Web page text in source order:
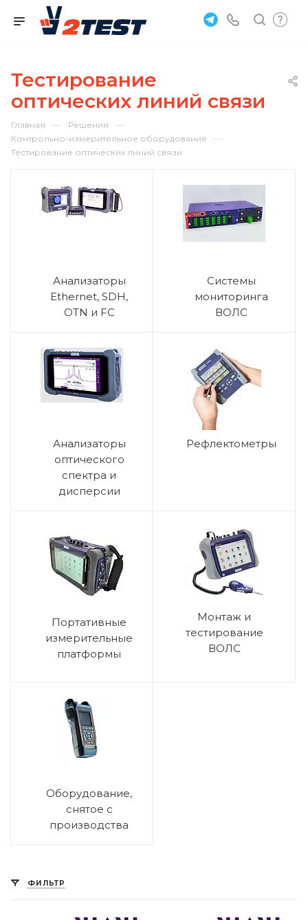
Тестирование
оптических линий связи
Главная — Решения —
Контрольно-измерительное оборудование —
Тестирование оптических линий связи
Анализаторы
Ethernet, SDH,
OTN и FC
Системы
мониторинга
ВОЛС
Анализаторы
оптического
спектра и
дисперсии
Рефлектометры
Портативные
измерительные
платформы
Монтаж и
тестирование
ВОЛС
Оборудование,
снятое с
производства
ФИЛЬТР